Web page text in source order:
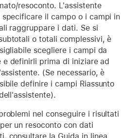
resoconto. L'assistente
il campo o i campi in
raggruppare i dati. Se si
o totali complessivi, è
scegliere i campi da
e definirli prima di iniziare ad
(Se necessario, è
definire i campi Riassunto
nel conseguire i risultati
un resoconto con dati